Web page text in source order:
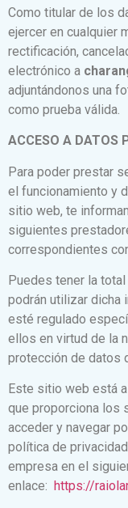
Como titular de los
ejercer en cualquier
rectificación,
electrónico a
adjuntándonos una
como prueba válida.
ACCESO A DATOS
Para poder prestar
el funcionamiento y
sitio web, te
siguientes
correspondientes
Puedes tener la
podrán utilizar dicha
esté regulado
ellos en virtud de la
protección de datos
Este sitio web está
que proporciona los
acceder y navegar
política de
empresa en el
enlace: https://